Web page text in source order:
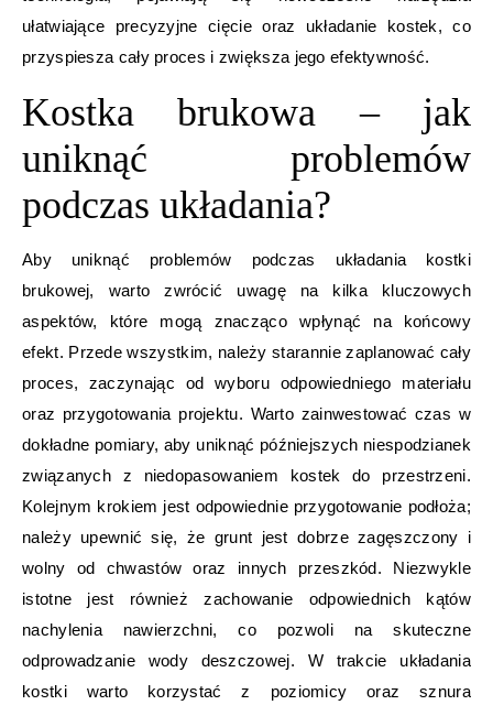
ułatwiające precyzyjne cięcie oraz układanie kostek, co
przyspiesza cały proces i zwiększa jego efektywność.
Kostka brukowa – jak
uniknąć problemów
podczas układania?
Aby uniknąć problemów podczas układania kostki
brukowej, warto zwrócić uwagę na kilka kluczowych
aspektów, które mogą znacząco wpłynąć na końcowy
efekt. Przede wszystkim, należy starannie zaplanować cały
proces, zaczynając od wyboru odpowiedniego materiału
oraz przygotowania projektu. Warto zainwestować czas w
dokładne pomiary, aby uniknąć późniejszych niespodzianek
związanych z niedopasowaniem kostek do przestrzeni.
Kolejnym krokiem jest odpowiednie przygotowanie podłoża;
należy upewnić się, że grunt jest dobrze zagęszczony i
wolny od chwastów oraz innych przeszkód. Niezwykle
istotne jest również zachowanie odpowiednich kątów
nachylenia nawierzchni, co pozwoli na skuteczne
odprowadzanie wody deszczowej. W trakcie układania
kostki warto korzystać z poziomicy oraz sznura